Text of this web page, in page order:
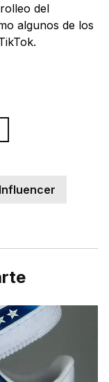
del
algunos de los
Influencer